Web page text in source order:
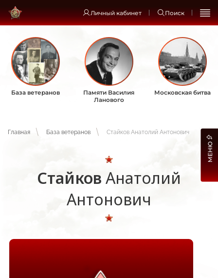
Личный кабинет Поиск
База ветеранов
Памяти Василия
Ланового
Московская битва
Главная База ветеранов Стайков Анатолий Антонович
Стайков Анатолий
Антонович
МЕНЮ